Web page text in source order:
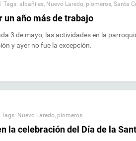
Tags: albañiles, Nuevo Laredo, plomeros, Santa
un año más de trabajo
3 de mayo, las actividades en la
y ayer no fue la excepción.
Tags: Nuevo Laredo, plomeros
la celebración del Día de la